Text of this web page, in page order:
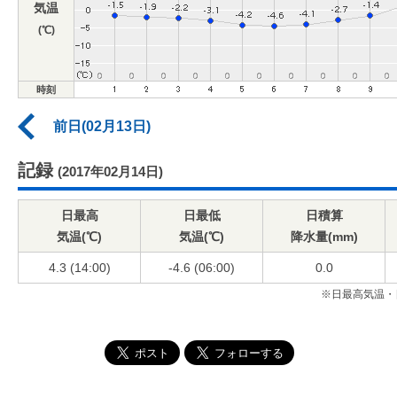
気温
(℃)
時刻
前日(02月13日)
記録 (2017年02月14日)
日最高
気温(℃)
日最低
気温(℃)
日積算
降水量(mm)
4.3 (14:00) -4.6 (06:00) 0.0
※日最高気温・